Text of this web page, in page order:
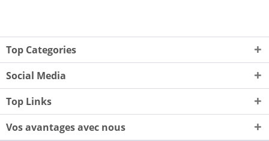
Top Categories
Social Media
Top Links
Vos avantages avec nous